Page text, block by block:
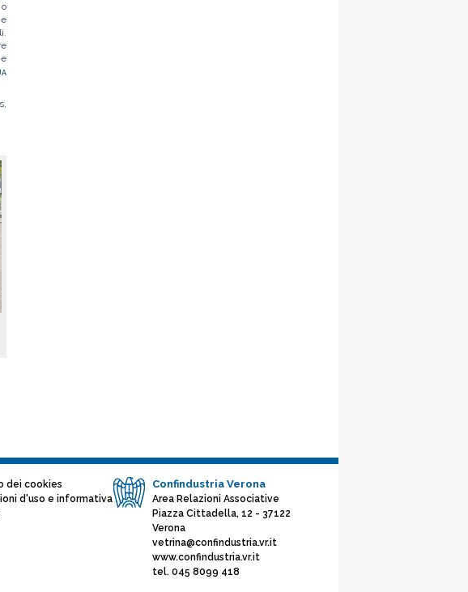
dei cookies
d'uso e informativa
Confindustria Verona
Area Relazioni Associative
Piazza Cittadella, 12 - 37122
Verona
vetrina@confindustria.vr.it
www.confindustria.vr.it
tel. 045 8099 418